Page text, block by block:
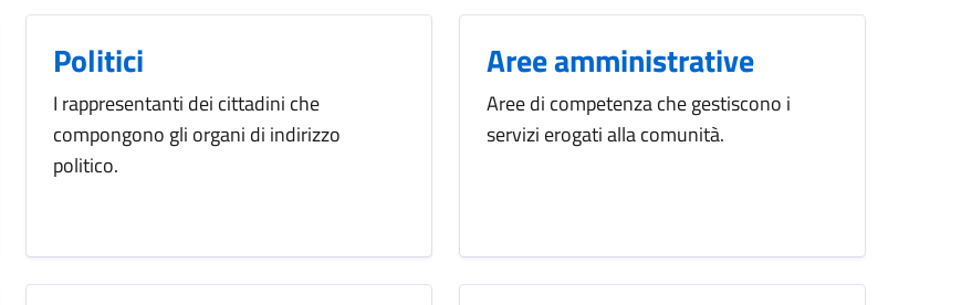
Politici
I rappresentanti dei cittadini che
compongono gli organi di indirizzo
politico.
Aree amministrative
Aree di competenza che gestiscono i
servizi erogati alla comunità.